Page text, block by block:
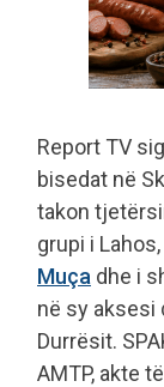
Report TV
bisedat në
takon
grupi i
Muça dhe i
në sy aksesi
Durrësit.
AMTP, akte